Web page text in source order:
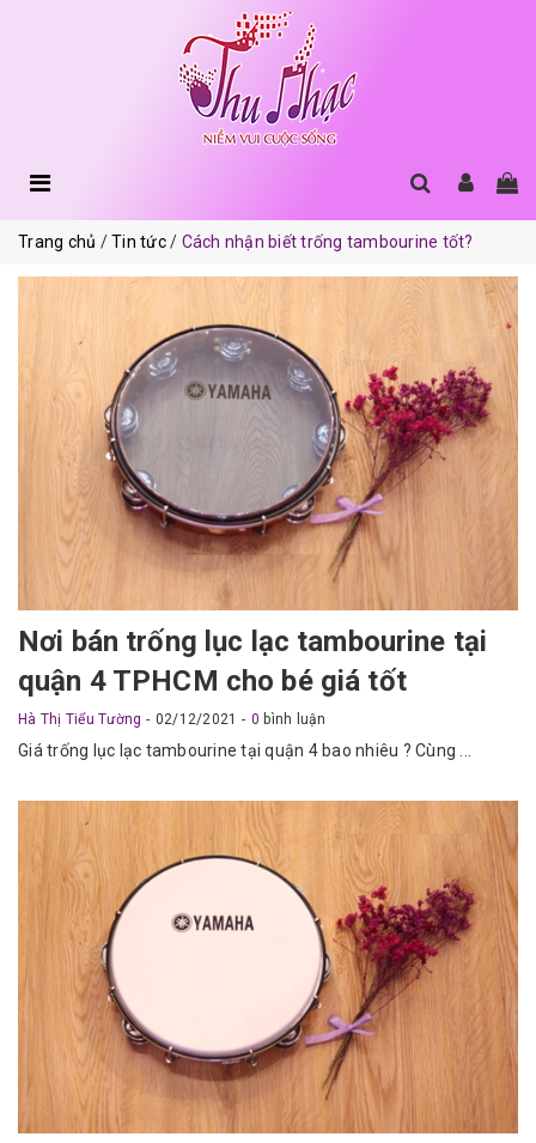
Trang chủ Tin tức Cách nhận biết trống tambourine tốt?
Nơi bán trống lục lạc tambourine tại
quận 4 TPHCM cho bé giá tốt
Hà Thị Tiểu Tường 02/12/2021 0 bình luận
Giá trống lục lạc tambourine tại quận 4 bao nhiêu ? Cùng ...